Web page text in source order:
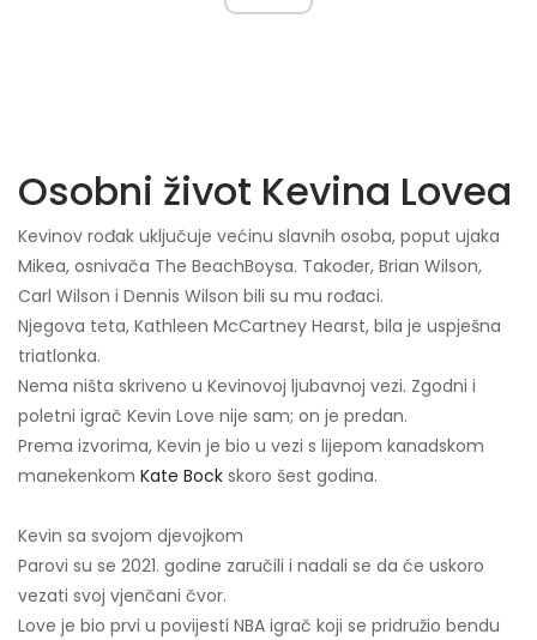
Osobni život Kevina Lovea
Kevinov rođak uključuje većinu slavnih osoba, poput ujaka
Mikea, osnivača The BeachBoysa. Također, Brian Wilson,
Carl Wilson i Dennis Wilson bili su mu rođaci.
Njegova teta, Kathleen McCartney Hearst, bila je uspješna
triatlonka.
Nema ništa skriveno u Kevinovoj ljubavnoj vezi. Zgodni i
poletni igrač Kevin Love nije sam; on je predan.
Prema izvorima, Kevin je bio u vezi s lijepom kanadskom
manekenkom Kate Bock skoro šest godina.
Kevin sa svojom djevojkom
Parovi su se 2021. godine zaručili i nadali se da će uskoro
vezati svoj vjenčani čvor.
Love je bio prvi u povijesti NBA igrač koji se pridružio bendu